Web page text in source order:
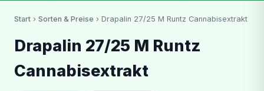
Cannabis MDMA Kokain Ketamin
Start › Sorten & Preise › Drapalin 27/25 M Runtz Cannabisextrakt
Drapalin 27/25 M Runtz
Cannabisextrakt